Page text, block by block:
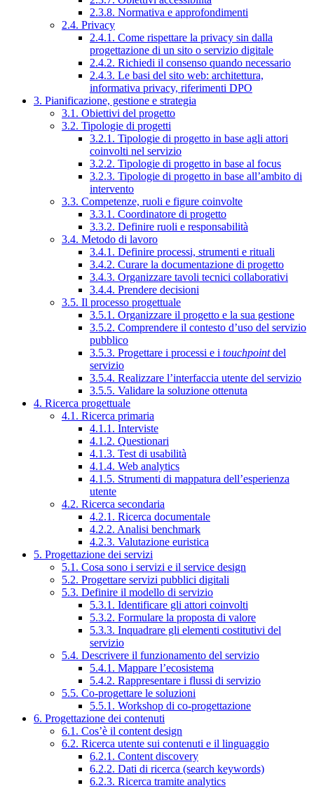
2.3.8. Normativa e approfondimenti
2.4. Privacy
2.4.1. Come rispettare la privacy sin dalla
progettazione di un sito o servizio digitale
2.4.2. Richiedi il consenso quando necessario
2.4.3. Le basi del sito web: architettura,
informativa privacy, riferimenti DPO
3. Pianificazione, gestione e strategia
3.1. Obiettivi del progetto
3.2. Tipologie di progetti
3.2.1. Tipologie di progetto in base agli attori
coinvolti nel servizio
3.2.2. Tipologie di progetto in base al focus
3.2.3. Tipologie di progetto in base all’ambito di
intervento
3.3. Competenze, ruoli e figure coinvolte
3.3.1. Coordinatore di progetto
3.3.2. Definire ruoli e responsabilità
3.4. Metodo di lavoro
3.4.1. Definire processi, strumenti e rituali
3.4.2. Curare la documentazione di progetto
3.4.3. Organizzare tavoli tecnici collaborativi
3.4.4. Prendere decisioni
3.5. Il processo progettuale
3.5.1. Organizzare il progetto e la sua gestione
3.5.2. Comprendere il contesto d’uso del servizio
pubblico
3.5.3. Progettare i processi e i touchpointdel
servizio
3.5.4. Realizzare l’interfaccia utente del servizio
3.5.5. Validare la soluzione ottenuta
4. Ricerca progettuale
4.1. Ricerca primaria
4.1.1. Interviste
4.1.2. Questionari
4.1.3. Test di usabilità
4.1.4. Web analytics
4.1.5. Strumenti di mappatura dell’esperienza
utente
4.2. Ricerca secondaria
4.2.1. Ricerca documentale
4.2.2. Analisi benchmark
4.2.3. Valutazione euristica
5. Progettazione dei servizi
5.1. Cosa sono i servizi e il service design
5.2. Progettare servizi pubblici digitali
5.3. Definire il modello di servizio
5.3.1. Identificare gli attori coinvolti
5.3.2. Formulare la proposta di valore
5.3.3. Inquadrare gli elementi costitutivi del
servizio
5.4. Descrivere il funzionamento del servizio
5.4.1. Mappare l’ecosistema
5.4.2. Rappresentare i flussi di servizio
5.5. Co-progettare le soluzioni
5.5.1. Workshop di co-progettazione
6. Progettazione dei contenuti
6.1. Cos’è il content design
6.2. Ricerca utente sui contenuti e il linguaggio
6.2.1. Content discovery
6.2.2. Dati di ricerca (search keywords)
6.2.3. Ricerca tramite analytics